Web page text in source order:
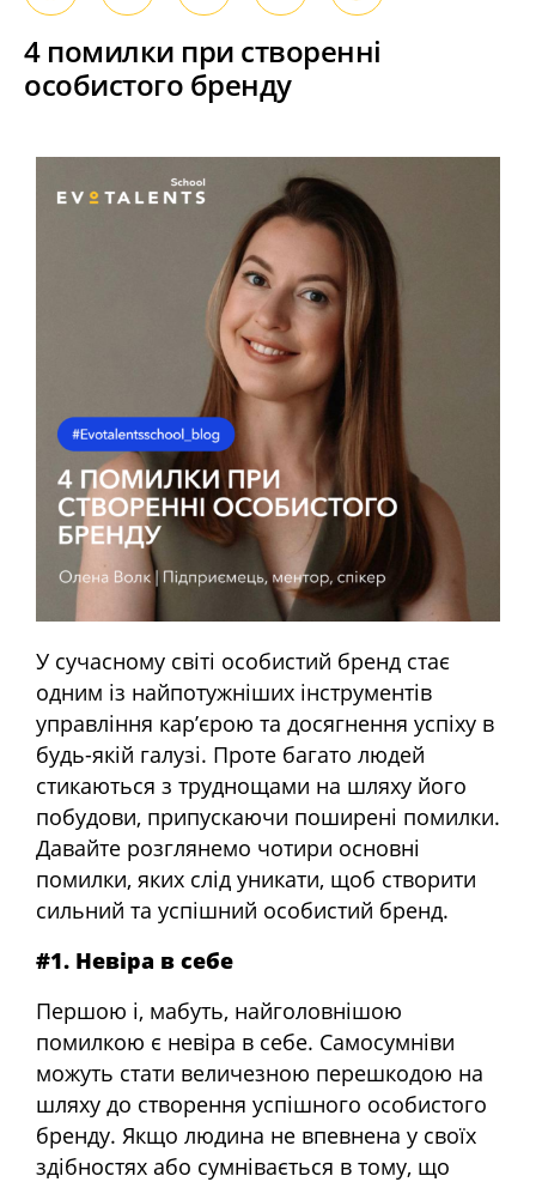
4 помилки при створенні
особистого бренду
У сучасному світі особистий бренд стає
одним із найпотужніших інструментів
управління кар’єрою та досягнення успіху в
будь-якій галузі. Проте багато людей
стикаються з труднощами на шляху його
побудови, припускаючи поширені помилки.
Давайте розглянемо чотири основні
помилки, яких слід уникати, щоб створити
сильний та успішний особистий бренд.
#1. Невіра в себе
Першою і, мабуть, найголовнішою
помилкою є невіра в себе. Самосумніви
можуть стати величезною перешкодою на
шляху до створення успішного особистого
бренду. Якщо людина не впевнена у своїх
здібностях або сумнівається в тому, що